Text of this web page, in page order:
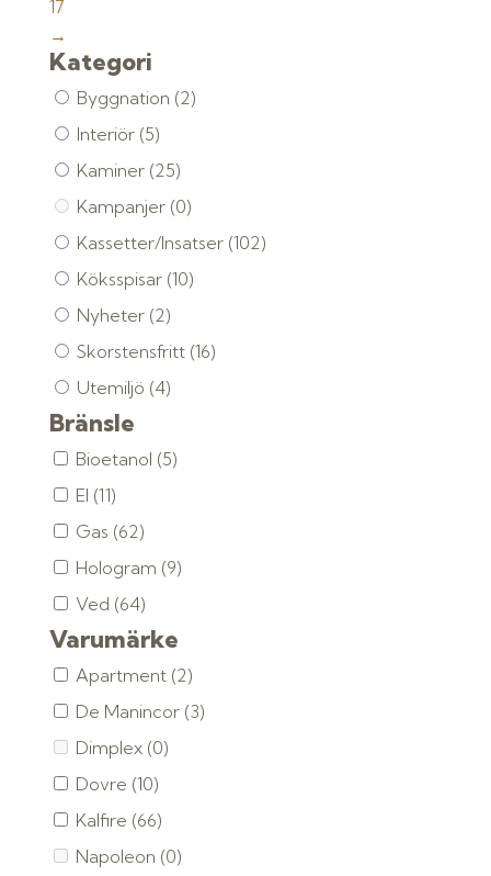
17
→
Kategori
Byggnation (2)
Interiör (5)
Kaminer (25)
Kampanjer (0)
Kassetter/Insatser (102)
Köksspisar (10)
Nyheter (2)
Skorstensfritt (16)
Utemiljö (4)
Bränsle
Bioetanol (5)
El (11)
Gas (62)
Hologram (9)
Ved (64)
Varumärke
Apartment (2)
De Manincor (3)
Dimplex (0)
Dovre (10)
Kalfire (66)
Napoleon (0)